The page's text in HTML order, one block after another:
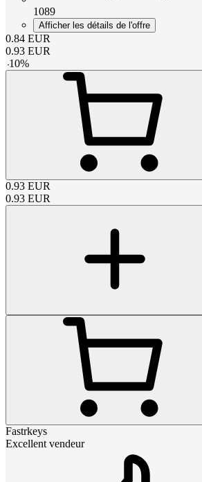
1089
Afficher les détails de l'offre
0.84 EUR
0.93 EUR
-10%
0.93 EUR
0.93 EUR
Fastrkeys
Excellent vendeur